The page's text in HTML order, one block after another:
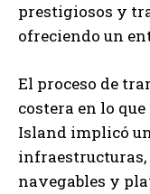
prestigiosos y
ofreciendo un
El proceso de
costera en lo
Island implicó
infraestructuras,
navegables y